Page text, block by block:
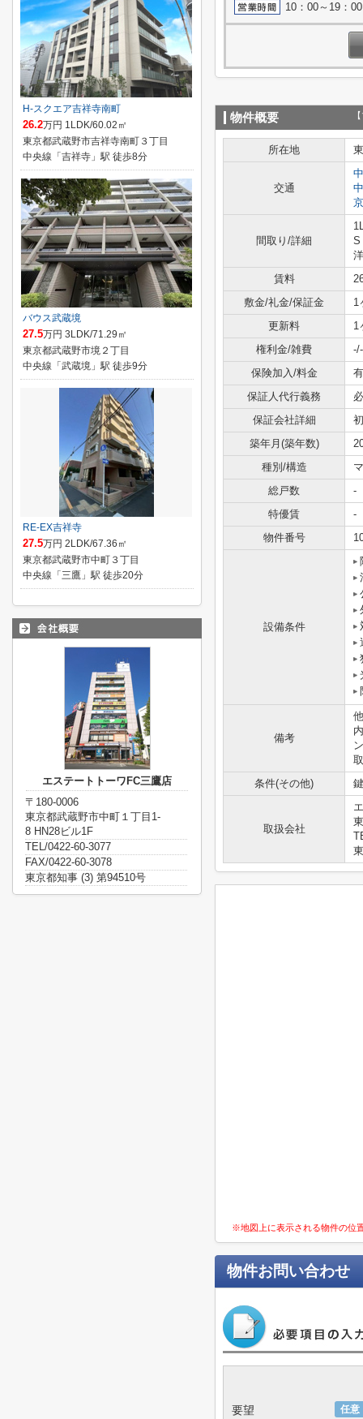
10：00～19：
物件概要
所在地
交通
間取り/詳細
S
賃料
敷金/礼金/保証金
1
更新料
1
権利金/雑費
-/-
保険加入/料金
保証人代行義務
保証会社詳細
築年月(築年数)
種別/構造
総戸数
-
特優賃
-
物件番号
設備条件
備考
条件(その他)
取扱会社
※地図上に表示される物件の位
物件お問い合わせ
任意
要望
H-スクエア吉祥寺南町
26.2万円 1LDK/60.02㎡
東京都武蔵野市吉祥寺南町３丁目
中央線「吉祥寺」駅 徒歩8分
バウス武蔵境
27.5万円 3LDK/71.29㎡
東京都武蔵野市境２丁目
中央線「武蔵境」駅 徒歩9分
RE-EX吉祥寺
27.5万円 2LDK/67.36㎡
東京都武蔵野市中町３丁目
中央線「三鷹」駅 徒歩20分
エステートトーワFC三鷹店
〒180-0006
東京都武蔵野市中町１丁目1-
8 HN28ビル1F
TEL/0422-60-3077
FAX/0422-60-3078
東京都知事 (3) 第94510号